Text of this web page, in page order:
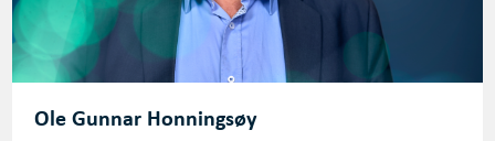
Ole Gunnar Honningsøy